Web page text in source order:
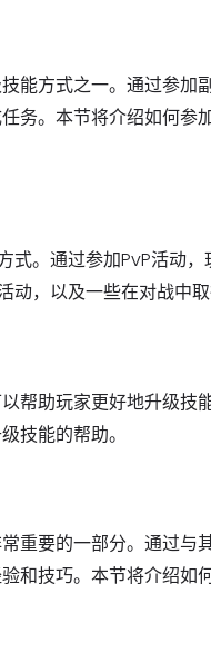
能方式之一。通过参加
务。本节将介绍如何参
式。通过参加PvP活动
，以及一些在对战中取
帮助玩家更好地升级技
技能的帮助。
重要的一部分。通过与
和技巧。本节将介绍如